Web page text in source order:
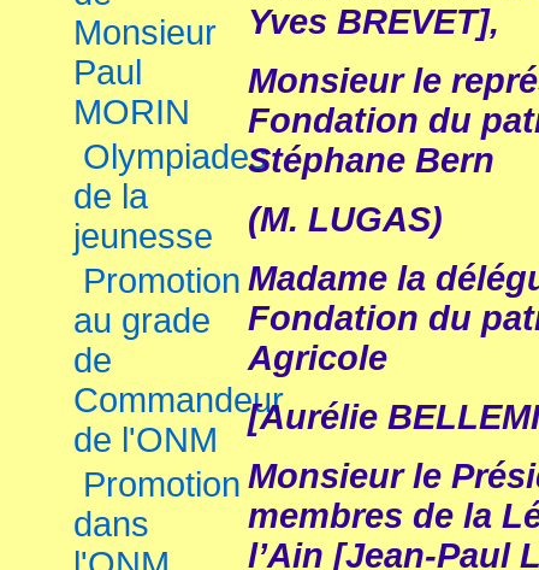
Monsieur
Paul
MORIN
Olympiades
de la
jeunesse
Promotion
au grade
de
Commandeur
de l'ONM
Promotion
dans
Yves BREVET],
Monsieur le
Fondation du
Stéphane Bern
(M. LUGAS)
Madame la
Fondation du
Agricole
[Aurélie
Monsieur le
membres de la
l’Ain [Jean-Paul